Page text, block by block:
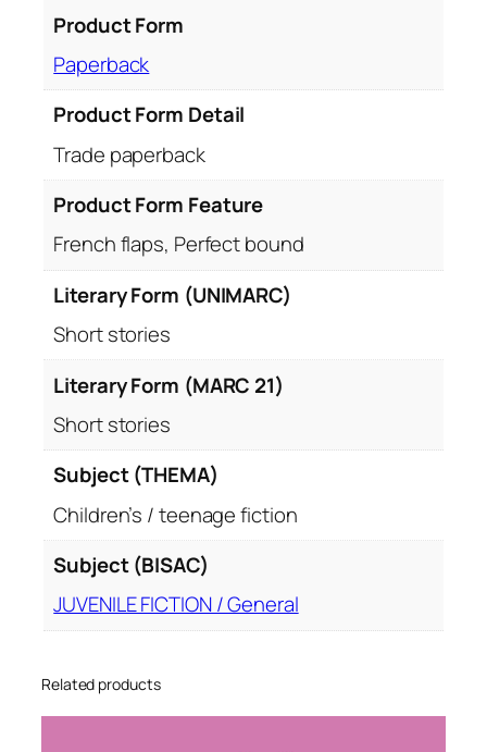
Product Form
Paperback
Product Form Detail
Trade paperback
Product Form Feature
French flaps, Perfect bound
Literary Form (UNIMARC)
Short stories
Literary Form (MARC 21)
Short stories
Subject (THEMA)
Children’s / teenage fiction
Subject (BISAC)
JUVENILE FICTION / General
Related products